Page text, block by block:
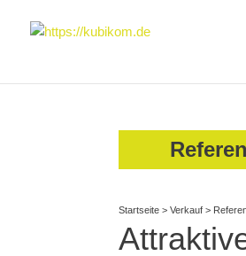
Startseite >Verkauf >